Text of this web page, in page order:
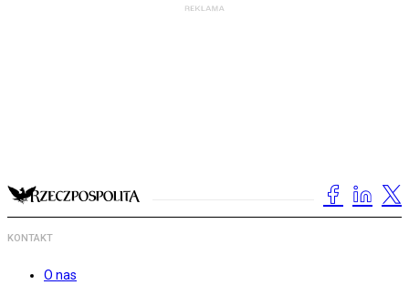
KONTAKT
O nas